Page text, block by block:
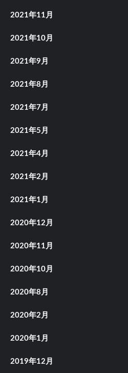
2021年11月
2021年10月
2021年9月
2021年8月
2021年7月
2021年5月
2021年4月
2021年2月
2021年1月
2020年12月
2020年11月
2020年10月
2020年8月
2020年2月
2020年1月
2019年12月